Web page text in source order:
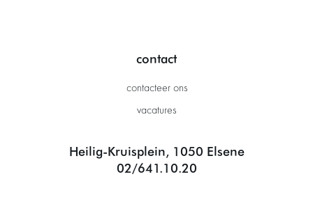
contact
contacteer ons
vacatures
Heilig-Kruisplein, 1050 Elsene
02/641.10.20